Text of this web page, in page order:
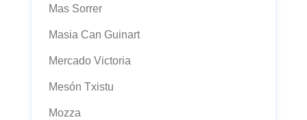
Mas Sorrer
Masia Can Guinart
Mercado Victoria
Mesón Txistu
Mozza